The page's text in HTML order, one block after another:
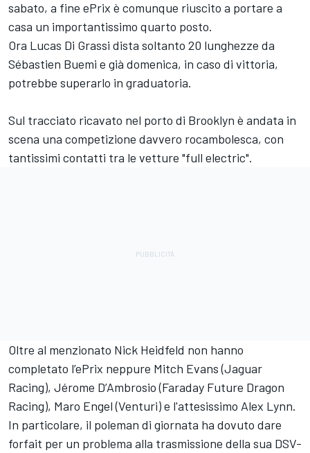
sabato, a fine ePrix è comunque riuscito a portare a
casa un importantissimo quarto posto.
Ora Lucas Di Grassi dista soltanto 20 lunghezze da
Sébastien Buemi e già domenica, in caso di vittoria,
potrebbe superarlo in graduatoria.
Sul tracciato ricavato nel porto di Brooklyn è andata in
scena una competizione davvero rocambolesca, con
tantissimi contatti tra le vetture "full electric".
Oltre al menzionato Nick Heidfeld non hanno
completato l’ePrix neppure Mitch Evans (Jaguar
Racing), Jérome D’Ambrosio (Faraday Future Dragon
Racing), Maro Engel (Venturi) e l'attesissimo Alex Lynn.
In particolare, il poleman di giornata ha dovuto dare
forfait per un problema alla trasmissione della sua DSV-